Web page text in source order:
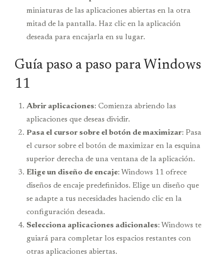
miniaturas de las aplicaciones abiertas en la otra
mitad de la pantalla. Haz clic en la aplicación
deseada para encajarla en su lugar.
Guía paso a paso para Windows
11
Abrir aplicaciones: Comienza abriendo las
aplicaciones que deseas dividir.
Pasa el cursor sobre el botón de maximizar: Pasa
el cursor sobre el botón de maximizar en la esquina
superior derecha de una ventana de la aplicación.
Elige un diseño de encaje: Windows 11 ofrece
diseños de encaje predefinidos. Elige un diseño que
se adapte a tus necesidades haciendo clic en la
configuración deseada.
Selecciona aplicaciones adicionales: Windows te
guiará para completar los espacios restantes con
otras aplicaciones abiertas.